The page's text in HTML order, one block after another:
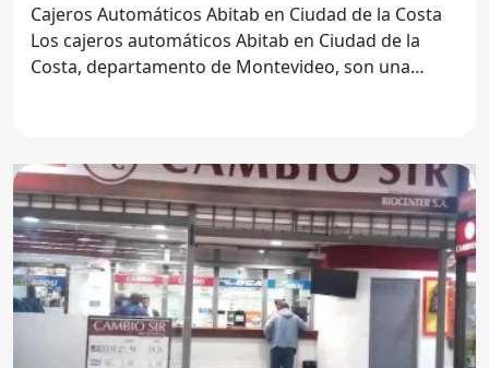
Cajeros Automáticos Abitab en Ciudad de la Costa
Los cajeros automáticos Abitab en Ciudad de la
Costa, departamento de Montevideo, son una